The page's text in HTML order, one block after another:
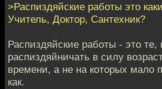
>Распиздяйские работы это
Учитель, Доктор, Сантехник?
Распиздяйские работы - это те,
распиздяйничать в силу
времени, а не на которых мало
как.